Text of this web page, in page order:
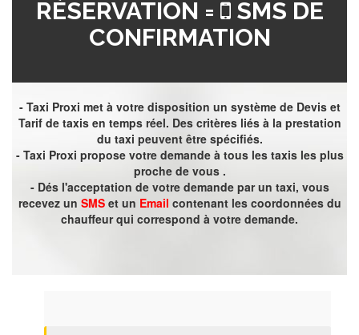
RÉSERVATION =
SMS DE
CONFIRMATION
- Taxi Proxi met à votre disposition un système de Devis et
Tarif de taxis en temps réel. Des critères liés à la prestation
du taxi peuvent être spécifiés.
- Taxi Proxi propose votre demande à tous les taxis les plus
proche de vous .
- Dés l'acceptation de votre demande par un taxi, vous
recevez un SMSet un Email contenant les coordonnées du
chauffeur qui correspond à votre demande.